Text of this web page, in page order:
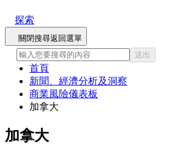
探索
關閉搜尋返回選單
送出
首頁
新聞、經濟分析及洞察
商業風險儀表板
加拿大
加拿大